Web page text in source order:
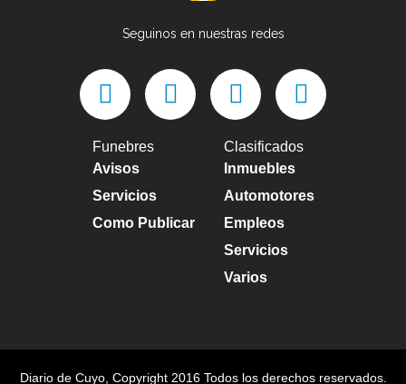
Seguinos en nuestras redes
Funebres
Avisos
Servicios
Como Publicar
Clasificados
Inmuebles
Automotores
Empleos
Servicios
Varios
Diario de Cuyo, Copyright 2016 Todos los derechos reservados.